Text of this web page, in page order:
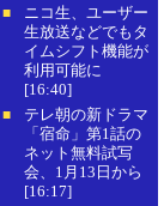
■
ニコ生、ユーザー
生放送などでもタ
イムシフト機能が
利用可能に
[16:40]
■
テレ朝の新ドラマ
「宿命」第1話の
ネット無料試写
会、1月13日から
[16:17]